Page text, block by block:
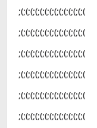
;(;(;(;(;(;(;(;(;(;(;(;(;(;(
;(;(;(;(;(;(;(;(;(;(;(;(;(;(
;(;(;(;(;(;(;(;(;(;(;(;(;(;(
;(;(;(;(;(;(;(;(;(;(;(;(;(;(
;(;(;(;(;(;(;(;(;(;(;(;(;(;(
;(;(;(;(;(;(;(;(;(;(;(;(;(;(